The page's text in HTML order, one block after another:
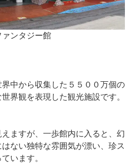
ァンタジー館
中から収集した５５００万個の
界観を表現した観光施設です。
ますが、一歩館内に入ると、幻
ない独特な雰囲気が漂い、珍ス
います。